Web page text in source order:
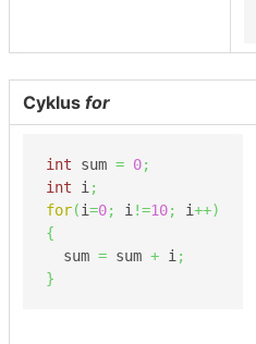
Cyklus for
int sum = 0;
int i ;
for(i=0; i !=10; i++)
{
  sum
= sum + i ;
}